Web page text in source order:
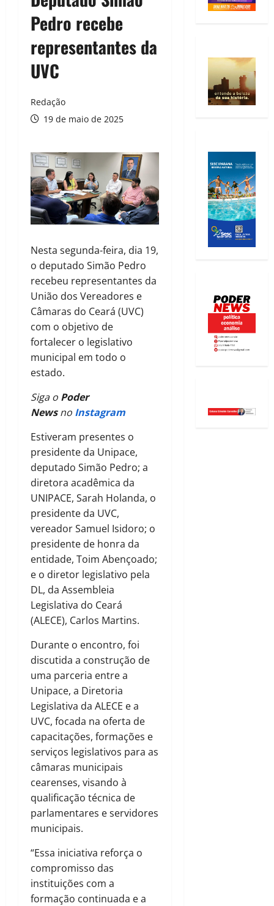
Pedro recebe
representantes da
UVC
Redação
19 de maio de 2025
Nesta segunda-feira, dia 19,
o deputado Simão Pedro
recebeu representantes da
União dos Vereadores e
Câmaras do Ceará (UVC)
com o objetivo de
fortalecer o legislativo
municipal em todo o
estado.
Siga o Poder
Newsno Instagram
Estiveram presentes o
presidente da Unipace,
deputado Simão Pedro; a
diretora acadêmica da
UNIPACE, Sarah Holanda, o
presidente da UVC,
vereador Samuel Isidoro; o
presidente de honra da
entidade, Toim Abençoado;
e o diretor legislativo pela
DL, da Assembleia
Legislativa do Ceará
(ALECE), Carlos Martins.
Durante o encontro, foi
discutida a construção de
uma parceria entre a
Unipace, a Diretoria
Legislativa da ALECE e a
UVC, focada na oferta de
capacitações, formações e
serviços legislativos para as
câmaras municipais
cearenses, visando à
qualificação técnica de
parlamentares e servidores
municipais.
“Essa iniciativa reforça o
compromisso das
instituições com a
formação continuada e a